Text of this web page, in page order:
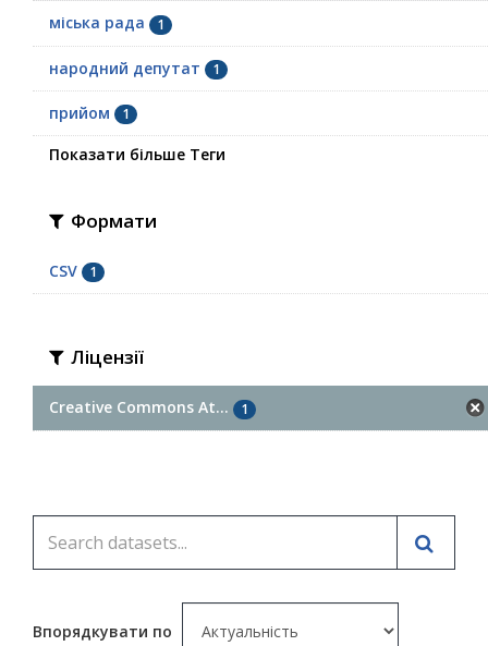
міська рада 1
народний депутат 1
прийом 1
Показати більше Теги
Формати
CSV 1
Ліцензії
Creative Commons At... 1
Впорядкувати по